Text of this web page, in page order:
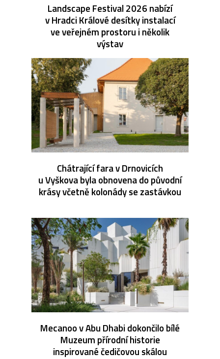
Landscape Festival 2026 nabízí
v Hradci Králové desítky instalací
ve veřejném prostoru i několik
výstav
Chátrající fara v Drnovicích
u Vyškova byla obnovena do původní
krásy včetně kolonády se zastávkou
Mecanoo v Abu Dhabi dokončilo bílé
Muzeum přírodní historie
inspirované čedičovou skálou